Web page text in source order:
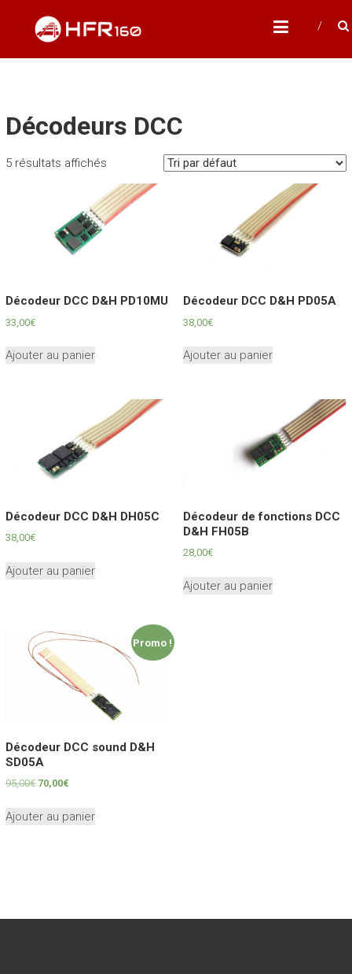
content
HFR160
Modélisme ferroviaire à l'échelle N
Décodeurs DCC
5 résultats affichés
Décodeur DCC D&H PD10MU
33,00€
Ajouter au panier
Décodeur DCC D&H PD05A
38,00€
Ajouter au panier
Décodeur DCC D&H DH05C
38,00€
Ajouter au panier
Décodeur de fonctions DCC
D&H FH05B
28,00€
Ajouter au panier
Promo !
Décodeur DCC sound D&H
SD05A
95,00€ Le
initial
70,00€Le
actuel
Ajouter au panier